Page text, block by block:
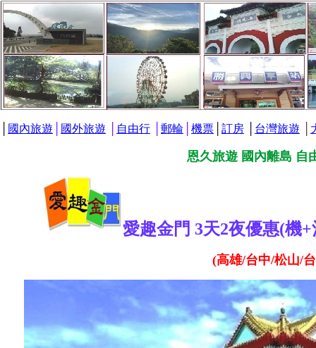
國內旅遊 國外旅遊 自由行 郵輪 機票 訂房 台灣旅遊
恩久旅遊 國內離島 自
愛趣金門 3天2夜優惠(機
(高雄/台中/松山/